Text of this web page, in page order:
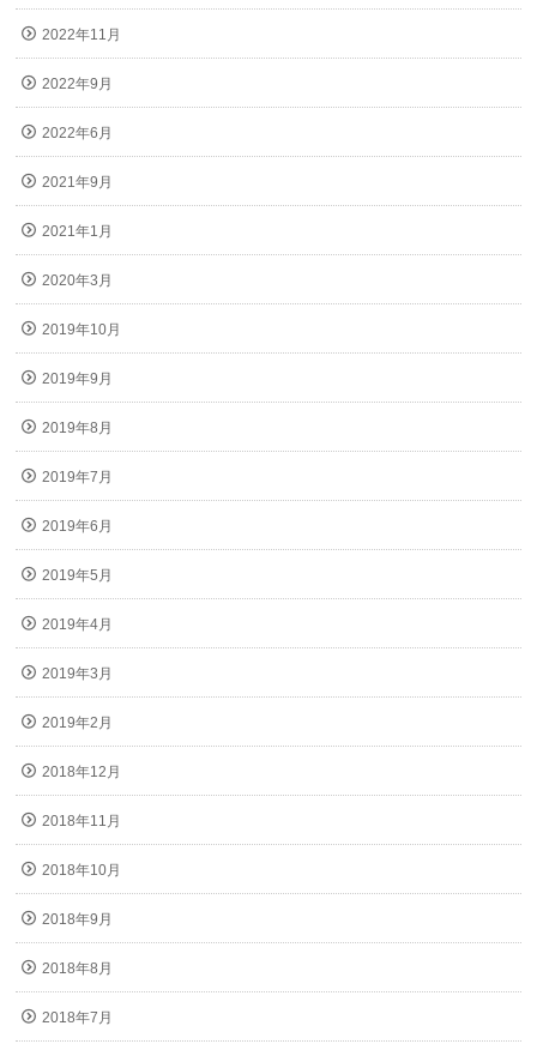
2022年11月
2022年9月
2022年6月
2021年9月
2021年1月
2020年3月
2019年10月
2019年9月
2019年8月
2019年7月
2019年6月
2019年5月
2019年4月
2019年3月
2019年2月
2018年12月
2018年11月
2018年10月
2018年9月
2018年8月
2018年7月